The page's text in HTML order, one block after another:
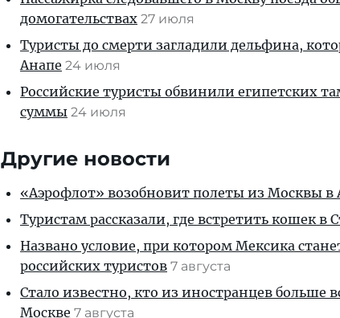
домогательствах 27 июля
Туристы до смерти загладили дельфина,
Анапе 24 июля
Российские туристы обвинили египетских
суммы 24 июля
Другие новости
«Аэрофлот» возобновит полеты из Москвы в
Туристам рассказали, где встретить кошек в
Названо условие, при котором Мексика
российских туристов 7 августа
Стало известно, кто из иностранцев больше
Москве 7 августа